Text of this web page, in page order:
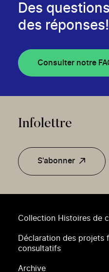
Collection Histoires de
Déclaration des projets
consultatifs
Archive
Des
des réponses!
Consulter notre
Infolettre
S'abonner